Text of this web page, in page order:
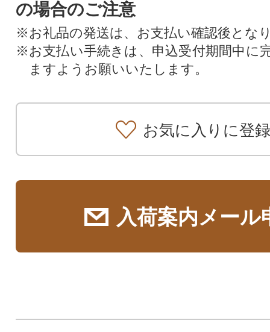
の場合のご注意
※お礼品の発送は、お支払い確認後とな
※お支払い手続きは、申込受付期間中に
ますようお願いいたします。
お気に入りに登録
入荷案内メール